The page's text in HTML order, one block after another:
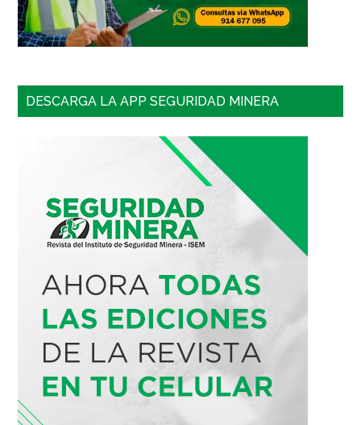
DESCARGA LA APP SEGURIDAD MINERA